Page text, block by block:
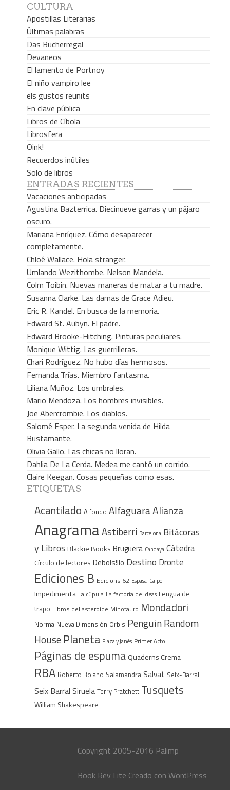
CULTURA
Apostillas Literarias
Últimas palabras
Das Bücherregal
Devaneos
El lamento de Portnoy
El niño vampiro lee
els gustos reunits
En clave pública
Libros de Cíbola
Librosfera
Oink!
Recuerdos inútiles
Solo de libros
ENTRADAS RECIENTES
Vacaciones anticipadas
Agustina Bazterrica. Diecinueve garras y un pájaro
oscuro.
Mariana Enríquez. Cómo desaparecer
completamente.
Chloé Wallace. Hola stranger.
Umlando Wezithombe. Nelson Mandela.
Colm Toibin. Nuevas maneras de matar a tu madre.
Susanna Clarke. Las damas de Grace Adieu.
Eric R. Kandel. En busca de la memoria.
Edward St. Aubyn. El padre.
Edward Brooke-Hitching. Pinturas peculiares.
Monique Wittig. Las guerrilleras.
Chari Rodríguez. No hubo días hermosos.
Fernanda Trías. Miembro fantasma.
Liliana Muñoz. Los umbrales.
Mario Mendoza. Los hombres invisibles.
Joe Abercrombie. Los diablos.
Salomé Esper. La segunda venida de Hilda
Bustamante.
Olivia Gallo. Las chicas no lloran.
Dahlia De La Cerda. Medea me cantó un corrido.
Claire Keegan. Cosas pequeñas como esas.
ETIQUETAS
Acantilado A fondo AlfaguaraAlianza
AnagramaAstiberri Barcelona Bitácoras
y Libros Blackie Books Bruguera Candaya Cátedra
Círculo de lectores Debols!llo Destino Dronte
Ediciones B Edicions 62 Espasa-Calpe
Impedimenta La cúpula La factoría de ideas Lengua de
trapo Libros del asteroide Minotauro Mondadori
Norma Nueva Dimensión Orbis Penguin Random
House Planeta Plaza y Janés Primer Acto
Páginas de espumaQuaderns Crema
RBA Roberto Bolaño Salamandra Salvat Seix-Barral
Seix Barral Siruela Terry Pratchett Tusquets
William Shakespeare
Copyright 2005-2016 Palimp
Book Rev Lite Creado conWordPress